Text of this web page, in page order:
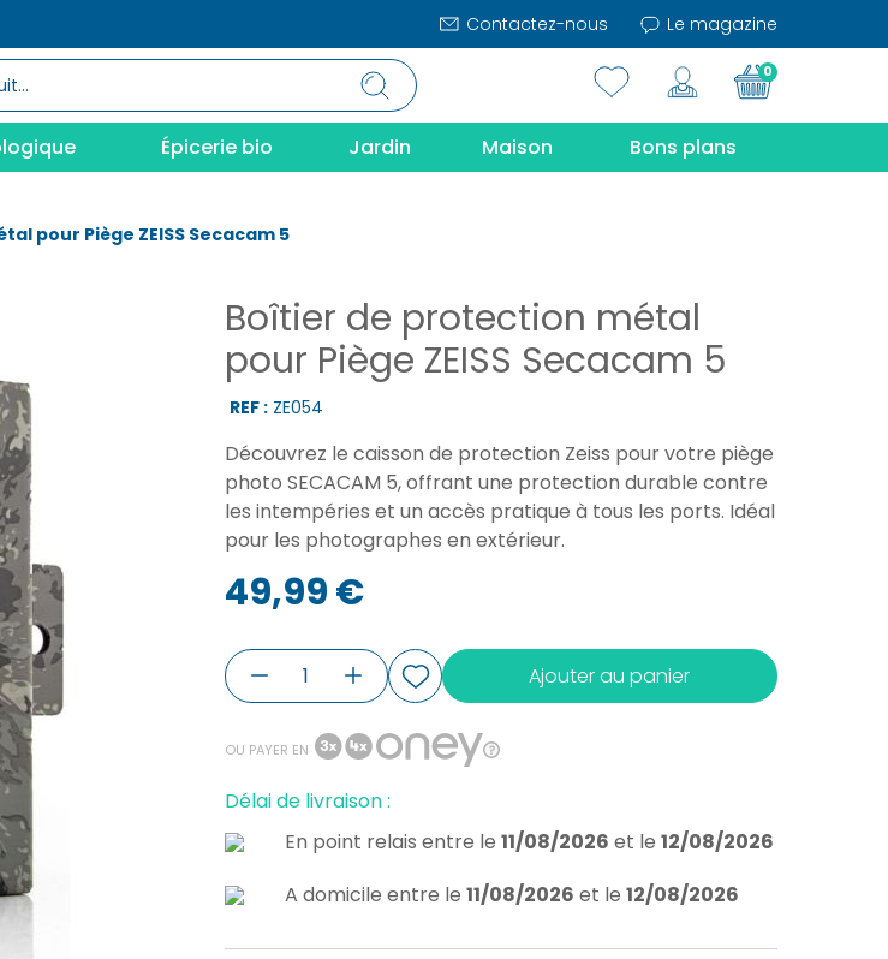
Contactez-nous Le magazine
0
Épicerie bio Jardin Maison Bons plans
pour Piège ZEISS Secacam 5
Boîtier de protection métal
pour Piège ZEISS Secacam 5
REF : ZE054
Découvrez le caisson de protection Zeiss pour votre piège
photo SECACAM 5, offrant une protection durable contre
les intempéries et un accès pratique à tous les ports. Idéal
pour les photographes en extérieur.
49,99 €
Ajouter au panier
OU PAYER EN
Délai de livraison :
En point relais entre le 11/08/2026 et le 12/08/2026
A domicile entre le 11/08/2026 et le 12/08/2026